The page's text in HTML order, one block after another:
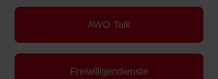
AWO Talk
Freiwilligendienste